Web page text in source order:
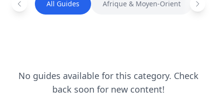
All Guides Afrique & Moyen-Orient
No guides available for this category. Check
back soon for new content!